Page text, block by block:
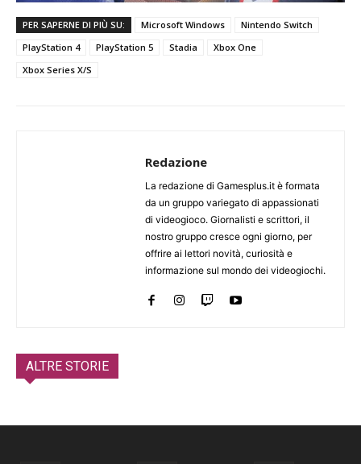
PER SAPERNE DI PIÙ SU: Microsoft Windows
Nintendo Switch
PlayStation 4
PlayStation 5 Stadia
Xbox One
Xbox Series X/S
Redazione
La redazione di Gamesplus.it è formata
da un gruppo variegato di appassionati
di videogioco. Giornalisti e scrittori, il
nostro gruppo cresce ogni giorno, per
offrire ai lettori novità, curiosità e
informazione sul mondo dei videogiochi.
ALTRE STORIE